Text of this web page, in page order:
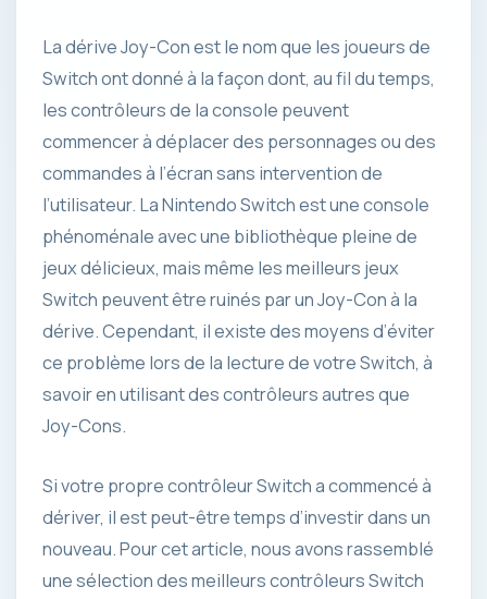
La dérive Joy-Con est le nom que les joueurs de
Switch ont donné à la façon dont, au fil du temps,
les contrôleurs de la console peuvent
commencer à déplacer des personnages ou des
commandes à l’écran sans intervention de
l’utilisateur. La Nintendo Switch est une console
phénoménale avec une bibliothèque pleine de
jeux délicieux, mais même les meilleurs jeux
Switch peuvent être ruinés par un Joy-Con à la
dérive. Cependant, il existe des moyens d’éviter
ce problème lors de la lecture de votre Switch, à
savoir en utilisant des contrôleurs autres que
Joy-Cons.
Si votre propre contrôleur Switch a commencé à
dériver, il est peut-être temps d’investir dans un
nouveau. Pour cet article, nous avons rassemblé
une sélection des meilleurs contrôleurs Switch